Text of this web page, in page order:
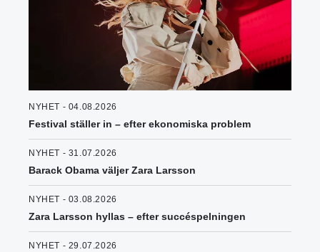
NYHET - 04.08.2026
Festival ställer in – efter ekonomiska problem
NYHET - 31.07.2026
Barack Obama väljer Zara Larsson
NYHET - 03.08.2026
Zara Larsson hyllas – efter succéspelningen
NYHET - 29.07.2026